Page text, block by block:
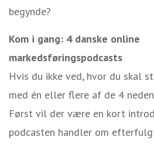
begynde?
Kom i gang: 4 danske online
markedsføringspodcasts
Hvis du ikke ved, hvor du skal
med én eller flere af de 4
Først vil der være en kort
podcasten handler om